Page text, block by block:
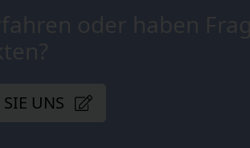
UNS